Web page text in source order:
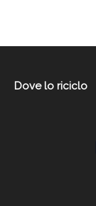
Dove lo riciclo